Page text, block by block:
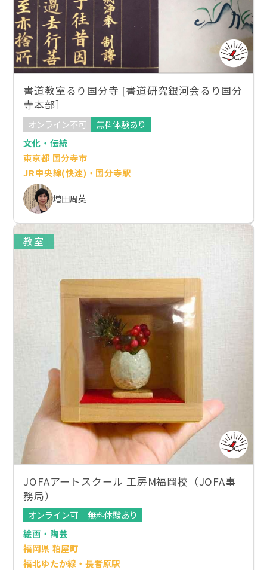
書道教室るり国分寺 [書道研究銀河会るり国分
寺本部］
オンライン不可
無料体験あり
文化・伝統
東京都 国分寺市
JR中央線(快速)・国分寺駅
増田周英
教室
JOFAアートスクール 工房M福岡校（JOFA事
務局）
オンライン可
無料体験あり
絵画・陶芸
福岡県 粕屋町
福北ゆたか線・長者原駅